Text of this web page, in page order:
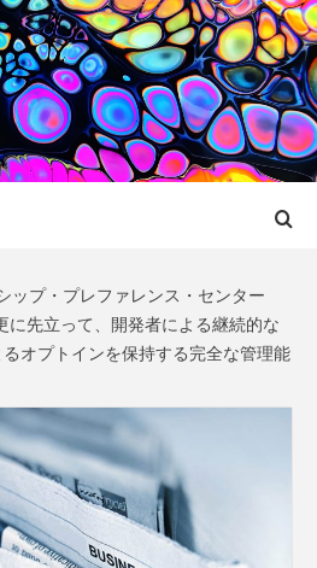
MEDIA
CREATION
ップ・プレファレンス・センター
に先立って、開発者による継続的な
オプトインを保持する完全な管理能